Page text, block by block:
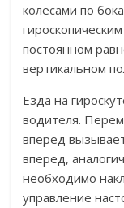
колесами по
постоянном
вертикальном
Езда на
водителя.
вперед
вперед,
необходимо
управление